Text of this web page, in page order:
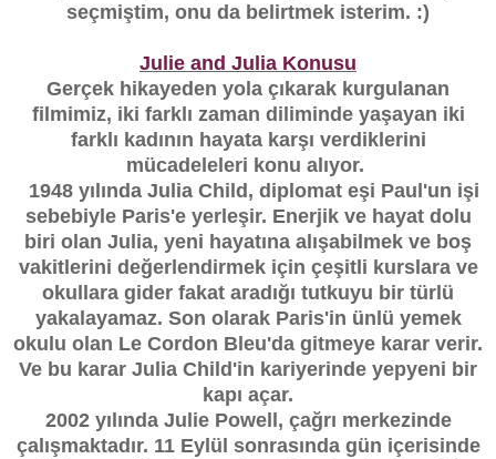
seçmiştim, onu da belirtmek isterim. :)
Julie and Julia Konusu
Gerçek hikayeden yola çıkarak kurgulanan
filmimiz, iki farklı zaman diliminde yaşayan iki
farklı kadının hayata karşı verdiklerini
mücadeleleri konu alıyor.
1948 yılında Julia Child, diplomat eşi Paul'un işi
sebebiyle Paris'e yerleşir. Enerjik ve hayat dolu
biri olan Julia, yeni hayatına alışabilmek ve boş
vakitlerini değerlendirmek için çeşitli kurslara ve
okullara gider fakat aradığı tutkuyu bir türlü
yakalayamaz. Son olarak Paris'in ünlü yemek
okulu olan Le Cordon Bleu'da gitmeye karar verir.
Ve bu karar Julia Child'in kariyerinde yepyeni bir
kapı açar.
2002 yılında Julie Powell, çağrı merkezinde
çalışmaktadır. 11 Eylül sonrasında gün içerisinde